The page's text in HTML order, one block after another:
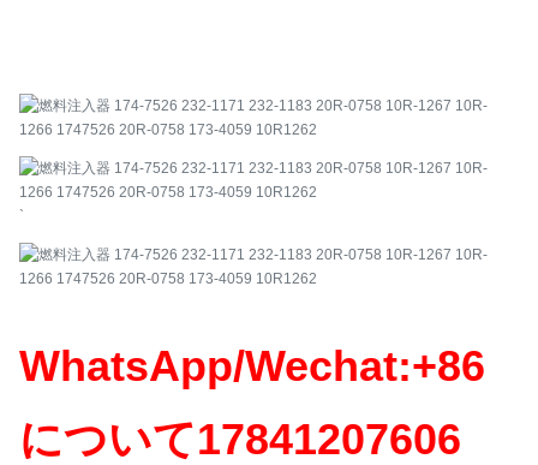
`
WhatsApp/Wechat:+86
について17841207606